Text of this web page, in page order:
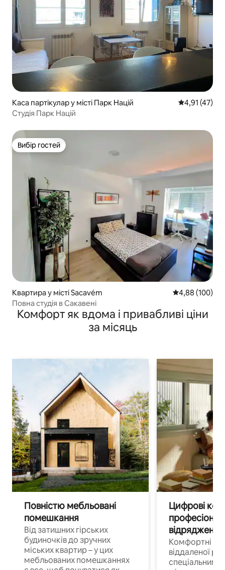
Каса партікулар у місті Парк Націй Середня
4,91 (47)
Студія Парк Націй
Вибір гостей
Вибір гостей
Квартира у місті Sacavém Середня
4,88 (100)
Повна студія в Сакавені
Комфорт як вдома і привабливі ціни
за місяць
Повністю мебльовані
помешкання
Від затишних гірських
будиночків до зручних
міських квартир – у цих
мебльованих помешканнях
Цифрові
Комфортні
віддаленої
спеціальним